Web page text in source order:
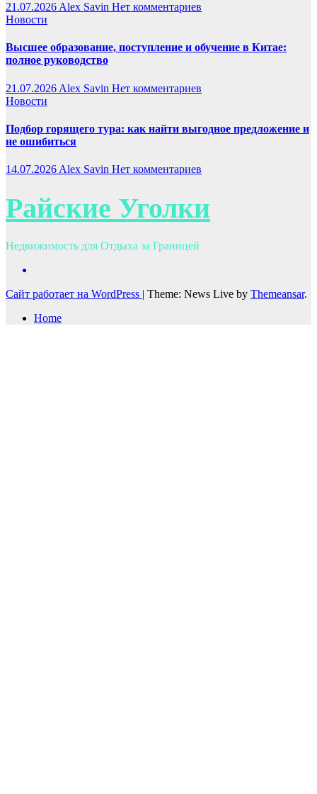
21.07.2026 Alex Savin Нет комментариев
Новости
Высшее образование, поступление и обучение в Китае:
полное руководство
21.07.2026 Alex Savin Нет комментариев
Новости
Подбор горящего тура: как найти выгодное предложение и
не ошибиться
14.07.2026 Alex Savin Нет комментариев
Райские Уголки
Недвижимость для Отдыха за Границей
Сайт работает на WordPress | Theme: News Live by Themeansar.
Home